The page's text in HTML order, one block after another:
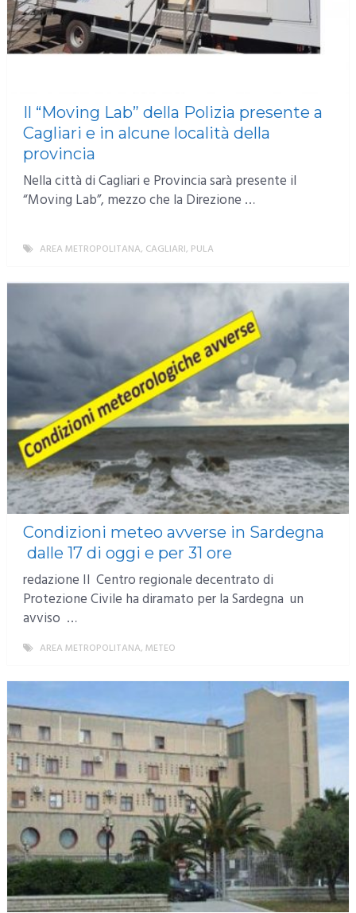
Il “Moving Lab” della Polizia presente a
Cagliari e in alcune località della
provincia
Nella città di Cagliari e Provincia sarà presente il
“Moving Lab”, mezzo che la Direzione …
AREA METROPOLITANA, CAGLIARI, PULA
Condizioni meteo avverse in Sardegna
dalle 17 di oggi e per 31 ore
redazione Il Centro regionale decentrato di
Protezione Civile ha diramato per la Sardegna un
avviso …
AREA METROPOLITANA, METEO